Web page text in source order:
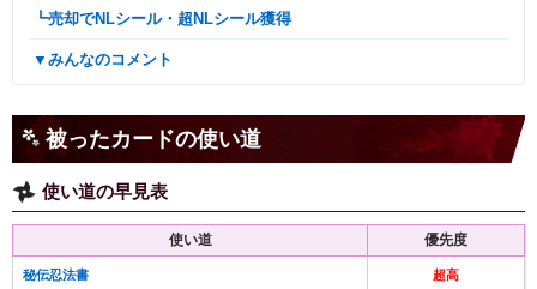
┗売却でNLシール・超NLシール獲得
▼みんなのコメント
被ったカードの使い道
使い道の早見表
使い道 優先度
秘伝忍法書 超高